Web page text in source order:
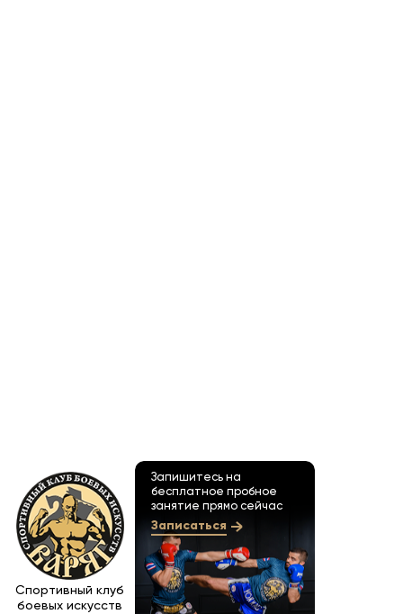
Спортивный клуб
боевых искусств
Запишитесь на
бесплатное пробное
занятие прямо сейчас
Записаться